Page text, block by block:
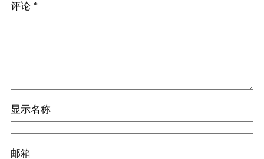
评论 *
显示名称
邮箱